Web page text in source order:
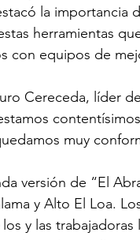
la
herramientas
con equipos de
Cereceda, líder
muy
versión de “El
y Alto El Loa.
y las